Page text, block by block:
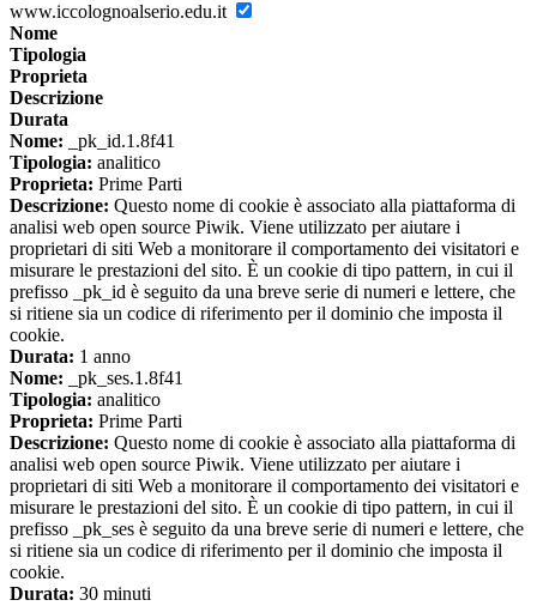
www.iccolognoalserio.edu.it
Nome
Tipologia
Proprieta
Descrizione
Durata
Nome: _pk_id.1.8f41
Tipologia: analitico
Proprieta: Prime Parti
Descrizione: Questo nome di cookie è associato alla piattaforma di
analisi web open source Piwik. Viene utilizzato per aiutare i
proprietari di siti Web a monitorare il comportamento dei visitatori e
misurare le prestazioni del sito. È un cookie di tipo pattern, in cui il
prefisso _pk_id è seguito da una breve serie di numeri e lettere, che
si ritiene sia un codice di riferimento per il dominio che imposta il
cookie.
Durata: 1 anno
Nome: _pk_ses.1.8f41
Tipologia: analitico
Proprieta: Prime Parti
Descrizione: Questo nome di cookie è associato alla piattaforma di
analisi web open source Piwik. Viene utilizzato per aiutare i
proprietari di siti Web a monitorare il comportamento dei visitatori e
misurare le prestazioni del sito. È un cookie di tipo pattern, in cui il
prefisso _pk_ses è seguito da una breve serie di numeri e lettere, che
si ritiene sia un codice di riferimento per il dominio che imposta il
cookie.
Durata: 30 minuti